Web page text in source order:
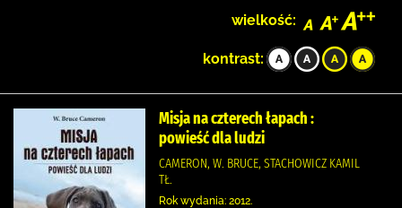
wielkość:
kontrast:
Misja na czterech łapach :
powieść dla ludzi
CAMERON, W. BRUCE, STACHOWICZ KAMIL
TŁ.
Rok wydania: 2012.